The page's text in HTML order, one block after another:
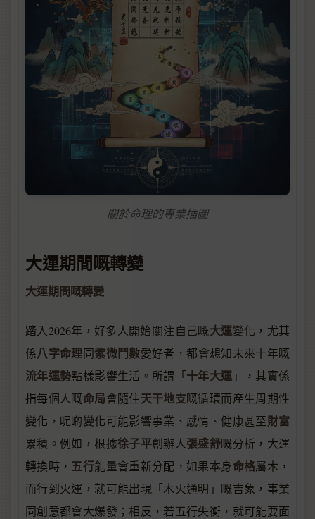
關於命理的專業插圖
大運期間嘅轉變
大運期間嘅轉變
踏入2026年，好多人開始關注自己嘅大運變化，尤其
係八字命理同紫微鬥數愛好者，都會想知未來十年嘅
流年運勢點樣影響生活。所謂「十年大運 」，其實係
指每個人嘅命局會隨住天干地支嘅循環而產生周期性
變化，呢啲變化可能影響事業、感情、健康甚至財富
累積。例如，根據徐子平創辦人張盛舒嘅分析，大運
轉換時， 五行能量會重新分配，如果本身命格屬木，
而行到火運，就可能出現「木火通明」嘅吉象，事業
同創意都會大爆發；相反，若五行失衡，就可能要面